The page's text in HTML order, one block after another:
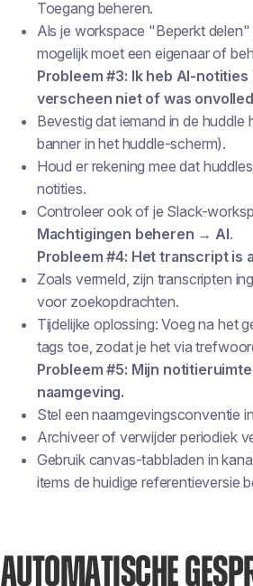
Toegang beheren.
Als je workspace "Beperkt
mogelijk moet een eigenaar of
Probleem #3: Ik heb AI-
verscheen niet of was
Bevestig dat iemand in de
banner in het huddle-scherm).
Houd er rekening mee dat
notities.
Controleer ook of je Slack-
Machtigingen beheren → AI.
Probleem #4: Het transcript is
Zoals vermeld, zijn transcripten
voor zoekopdrachten.
Tijdelijke oplossing: Voeg na het
tags toe, zodat je het via
Probleem #5: Mijn
naamgeving.
Stel een naamgevingsconventie
Archiveer of verwijder periodiek
Gebruik canvas-tabbladen in
items de huidige referentieversie
AUTOMATISCHE